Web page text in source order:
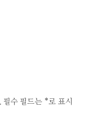
필수 필드는 * 로 표시